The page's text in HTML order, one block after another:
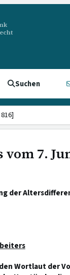
Suchen
vom 7.
der
Wortlaut der